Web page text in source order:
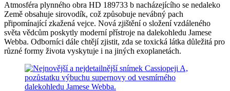
Atmosféra plynného obra HD 189733 b nacházejícího se nedaleko
Země obsahuje sirovodík, což způsobuje nevábný pach
připomínající zkažená vejce. Nová zjištění o složení vzdáleného
světa vědcům poskytly moderní přístroje na dalekohledu Jamese
Webba. Odborníci dále chtějí zjistit, zda se toxická látka důležitá pro
různé formy života vyskytuje i na jiných exoplanetách.